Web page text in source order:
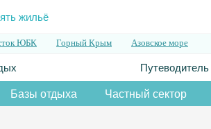
жильё
ЮБК Горный Крым Азовское море
Базы отдыха Частный сектор